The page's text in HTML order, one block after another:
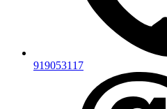
919053117